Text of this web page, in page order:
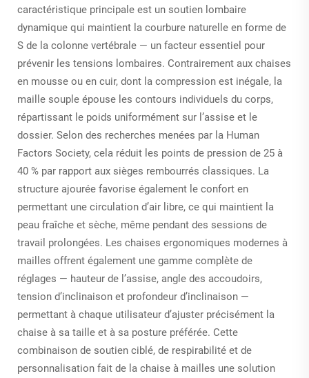
caractéristique principale est un soutien lombaire
dynamique qui maintient la courbure naturelle en forme de
S de la colonne vertébrale — un facteur essentiel pour
prévenir les tensions lombaires. Contrairement aux chaises
en mousse ou en cuir, dont la compression est inégale, la
maille souple épouse les contours individuels du corps,
répartissant le poids uniformément sur l’assise et le
dossier. Selon des recherches menées par la Human
Factors Society, cela réduit les points de pression de 25 à
40 % par rapport aux sièges rembourrés classiques. La
structure ajourée favorise également le confort en
permettant une circulation d’air libre, ce qui maintient la
peau fraîche et sèche, même pendant des sessions de
travail prolongées. Les chaises ergonomiques modernes à
mailles offrent également une gamme complète de
réglages — hauteur de l’assise, angle des accoudoirs,
tension d’inclinaison et profondeur d’inclinaison —
permettant à chaque utilisateur d’ajuster précisément la
chaise à sa taille et à sa posture préférée. Cette
combinaison de soutien ciblé, de respirabilité et de
personnalisation fait de la chaise à mailles une solution